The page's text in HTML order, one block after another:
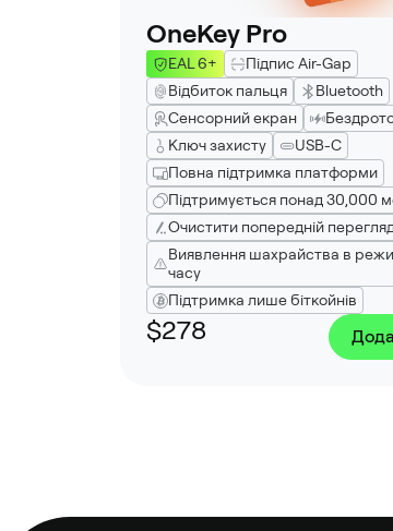
OneKey Pro
EAL 6+
Підпис Air-Gap
Відбиток пальця
Bluetooth
Сенсорний екран
Ключ захисту
USB-C
Повна підтримка платформи
Підтримується понад 30,000
Очистити попередній
Виявлення шахрайства в
часу
Підтримка лише біткойнів
$278